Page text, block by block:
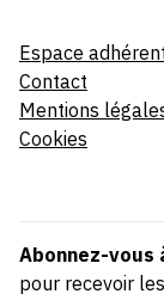
Espace
Contact
Mentions
Cookies
Abonnez-vous
pour recevoir